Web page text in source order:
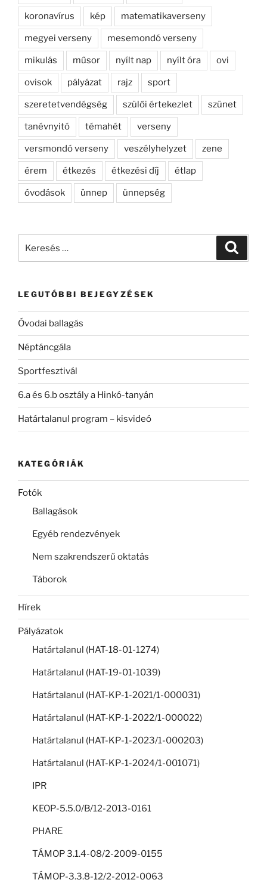
koronavírus kép matematikaverseny
megyei verseny mesemondó verseny
mikulás műsor nyílt nap nyílt óra ovi
ovisok pályázat rajz sport
szeretetvendégség szülői értekezlet szünet
tanévnyitó témahét verseny
versmondó verseny veszélyhelyzet zene
érem étkezés étkezési díj étlap
óvodások ünnep ünnepség
LEGUTÓBBI BEJEGYZÉSEK
Óvodai ballagás
Néptáncgála
Sportfesztivál
6.a és 6.b osztály a Hinkó-tanyán
Határtalanul program – kisvideó
KATEGÓRIÁK
Fotók
Ballagások
Egyéb rendezvények
Nem szakrendszerű oktatás
Táborok
Hírek
Pályázatok
Határtalanul (HAT-18-01-1274)
Határtalanul (HAT-19-01-1039)
Határtalanul (HAT-KP-1-2021/1-000031)
Határtalanul (HAT-KP-1-2022/1-000022)
Határtalanul (HAT-KP-1-2023/1-000203)
Határtalanul (HAT-KP-1-2024/1-001071)
IPR
KEOP-5.5.0/B/12-2013-0161
PHARE
TÁMOP 3.1.4-08/2-2009-0155
TÁMOP-3.3.8-12/2-2012-0063